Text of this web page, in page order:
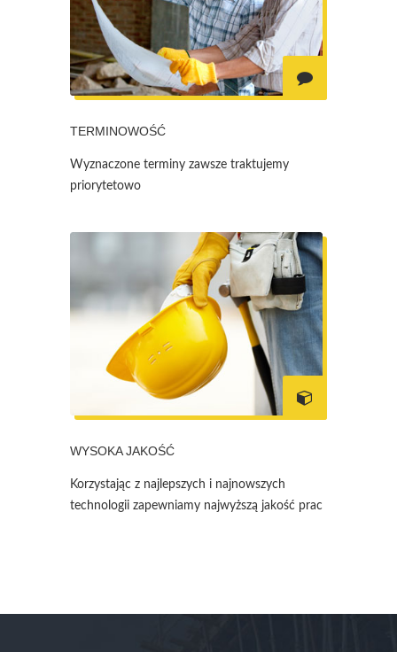
TERMINOWOŚĆ
Wyznaczone terminy zawsze traktujemy
priorytetowo
WYSOKA JAKOŚĆ
Korzystając z najlepszych i najnowszych
technologii zapewniamy najwyższą jakość prac